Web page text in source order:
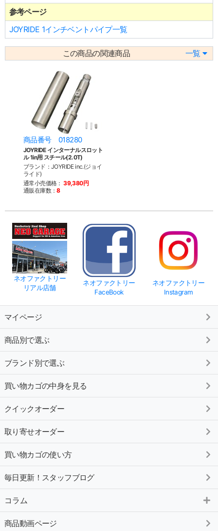
参考ページ
JOYRIDE 1インチベントパイプ一覧
この商品の関連商品 一覧
商品番号 018280
JOYRIDE インターナルスロット
ル 1in用 スチール(2.0T)
ブランド：JOYRIDE inc.(ジョイ
ライド)
通常小売価格： 39,380円
通販在庫数：8
ネオファクトリー
リアル店舗
ネオファクトリー
FaceBook
ネオファクトリー
Instagram
マイページ
商品別で選ぶ
ブランド別で選ぶ
買い物カゴの中身を見る
クイックオーダー
取り寄せオーダー
買い物カゴの使い方
毎日更新！スタッフブログ
コラム
商品動画ページ